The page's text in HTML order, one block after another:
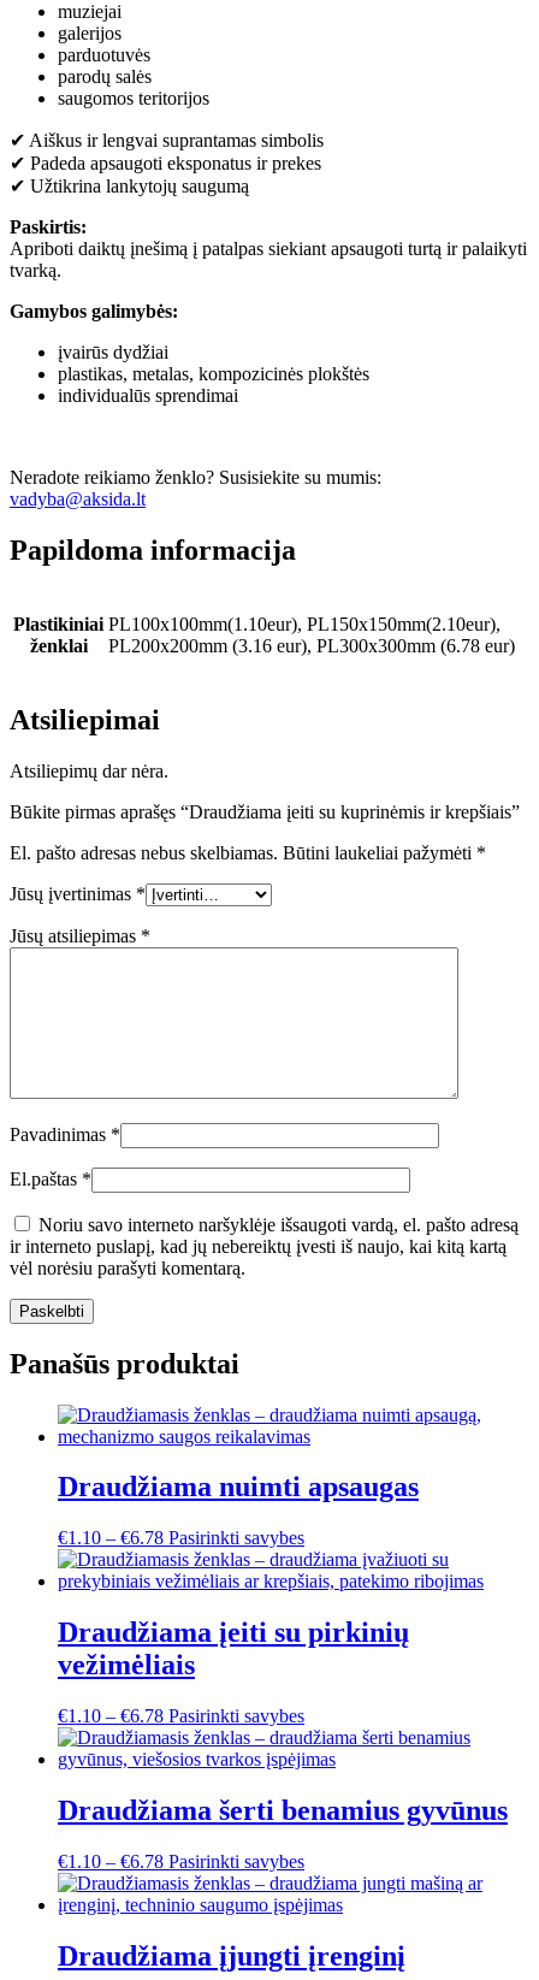
muziejai
galerijos
parduotuvės
parodų salės
saugomos teritorijos
✔ Aiškus ir lengvai suprantamas simbolis
✔ Padeda apsaugoti eksponatus ir prekes
✔ Užtikrina lankytojų saugumą
Paskirtis:
Apriboti daiktų įnešimą į patalpas siekiant apsaugoti turtą ir palaikyti
tvarką.
Gamybos galimybės:
įvairūs dydžiai
plastikas, metalas, kompozicinės plokštės
individualūs sprendimai
Neradote reikiamo ženklo? Susisiekite su mumis:
vadyba@aksida.lt
Papildoma informacija
Plastikiniai
ženklai
PL100x100mm(1.10eur), PL150x150mm(2.10eur),
PL200x200mm (3.16 eur), PL300x300mm (6.78 eur)
Atsiliepimai
Atsiliepimų dar nėra.
Būkite pirmas aprašęs “Draudžiama įeiti su kuprinėmis ir krepšiais”
El. pašto adresas nebus skelbiamas. Būtini laukeliai pažymėti *
Jūsų įvertinimas *
Jūsų atsiliepimas *
Pavadinimas *
El.paštas *
Noriu savo interneto naršyklėje išsaugoti vardą, el. pašto adresą
ir interneto puslapį, kad jų nebereiktų įvesti iš naujo, kai kitą kartą
vėl norėsiu parašyti komentarą.
Panašūs produktai
Draudžiama nuimti apsaugas
€1.10 – €6.78 Pasirinkti savybesThis
product
has
variants.
The
be
chosen
on
the
page
Draudžiama įeiti su pirkinių
vežimėliais
€1.10 – €6.78 Pasirinkti savybesThis
product
has
variants.
The
may
be
chosen
the
product
Draudžiama šerti benamius gyvūnus
€1.10 – €6.78 Pasirinkti savybesThis
product
has
variants.
The
Draudžiama įjungti įrenginį